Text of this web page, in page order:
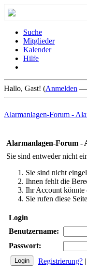
Suche
Mitglieder
Kalender
Hilfe
Hallo, Gast! (Anmelden —
Alarmanlagen-Forum -
Alarmanlagen-Forum -
Sie sind entweder nicht
Sie sind nicht
Ihnen fehlt die
Ihr Account könnte
Sie rufen diese
Login
Benutzername:
Passwort:
Registrierung? |